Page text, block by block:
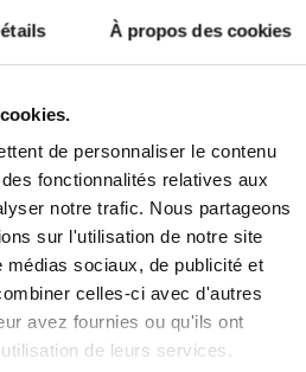
À propos des cookies
de personnaliser le contenu
fonctionnalités relatives aux
notre trafic. Nous partageons
sur l'utilisation de notre site
sociaux, de publicité et
celles-ci avec d'autres
avez fournies ou qu'ils ont
de leurs services.
FS-T1024E
RJ-45 de commutation de
1000/10000) Quantité de ports
de base 24 Répertoire MAC
commutation 480 Gbit/s Grille de